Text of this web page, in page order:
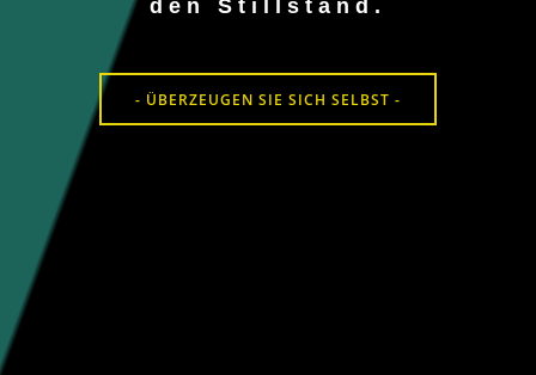
den Stillstand.
- ÜBERZEUGEN SIE SICH SELBST -